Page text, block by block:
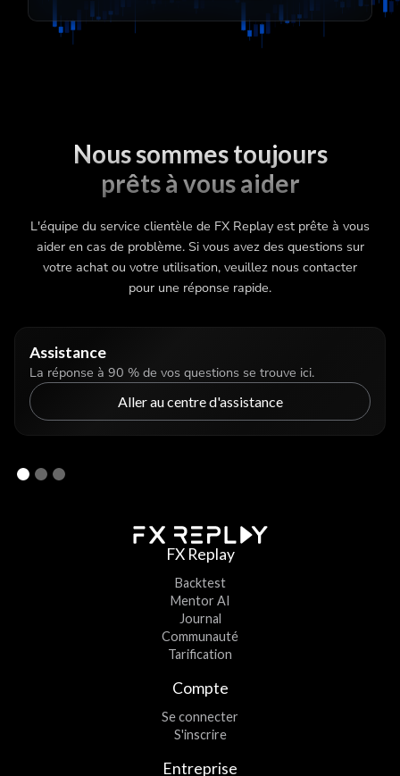
Nous sommes toujours
prêts à vous aider
L'équipe du service clientèle de FX Replay est prête à vous
aider en cas de problème. Si vous avez des questions sur
votre achat ou votre utilisation, veuillez nous contacter
pour une réponse rapide.
Assistance
La réponse à 90 % de vos questions se trouve ici.
Aller au centre d'assistance
FX Replay
Backtest
Mentor AI
Journal
Communauté
Tarification
Compte
Se connecter
S'inscrire
Entreprise